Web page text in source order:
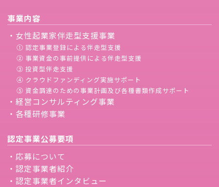
事業内容
・女性起業家伴走型支援事業
① 認定事業登録による伴走型支援
② 事業資金の事前提供による伴走型支援
③ 投資型伴走支援
④ クラウドファンディング実施サポート
⑤ 資金調達のための事業計画及び各種書類作成サポート
・経営コンサルティング事業
・各種研修事業
認定事業公募要項
・応募について
・認定事業者紹介
・認定事業者インタビュー